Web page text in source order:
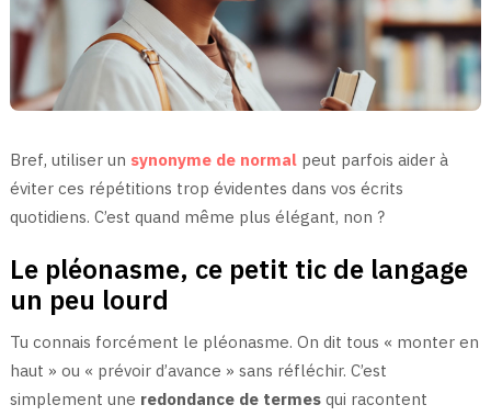
Bref, utiliser un synonyme de normalpeut parfois aider à
éviter ces répétitions trop évidentes dans vos écrits
quotidiens. C’est quand même plus élégant, non ?
Le pléonasme, ce petit tic de langage
un peu lourd
Tu connais forcément le pléonasme. On dit tous « monter en
haut » ou « prévoir d’avance » sans réfléchir. C’est
simplement une redondance de termesqui racontent